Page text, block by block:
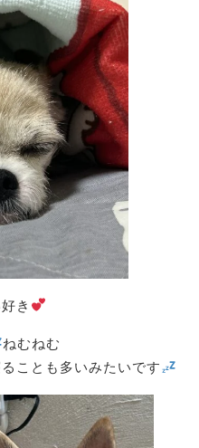
き
ねむねむ
ことも多いみたいです